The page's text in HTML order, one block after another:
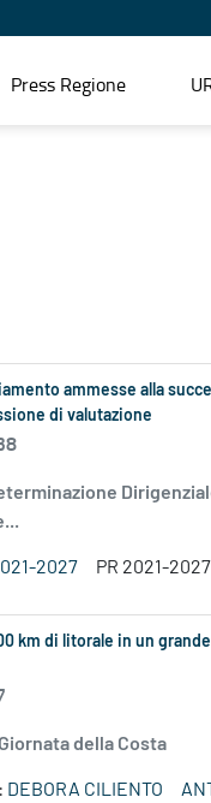
Press Regione
ammesse alla
di valutazione
2027 PR 2021-
km di litorale in un
della Costa
DEBORA CILIENTO